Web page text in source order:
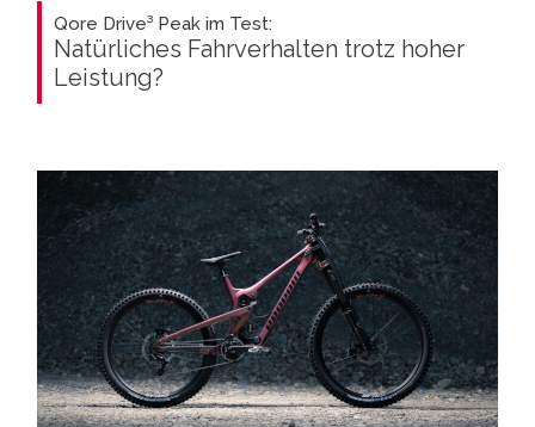
Qore Drive³ Peak im Test:
Natürliches Fahrverhalten trotz hoher
Leistung?